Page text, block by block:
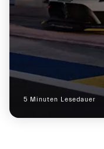
5 Minuten Lesedauer